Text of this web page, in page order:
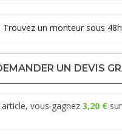
Trouvez un monteur sous
UN DEVIS
vous gagnez 3,20 €